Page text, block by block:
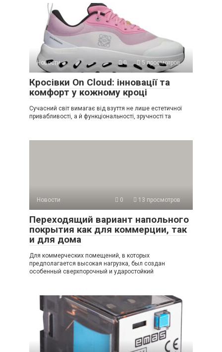
Новости 0 5 просмотров
Кросівки On Cloud: інновації та
комфорт у кожному кроці
Сучасний світ вимагає від взуття не лише естетичної
привабливості, а й функціональності, зручності та
Новости 0 13 просмотров
Переходящий вариант напольного
покрытия как для коммерции, так
и для дома
Для коммерческих помещений, в которых
предполагается высокая нагрузка, был создан
особенный сверхпорочный и ударостойкий